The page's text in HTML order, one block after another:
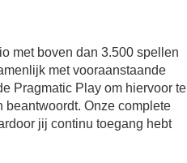
met boven dan 3.500 spellen
met vooraanstaande
Pragmatic Play om hiervoor te
beantwoordt. Onze complete
jij continu toegang hebt